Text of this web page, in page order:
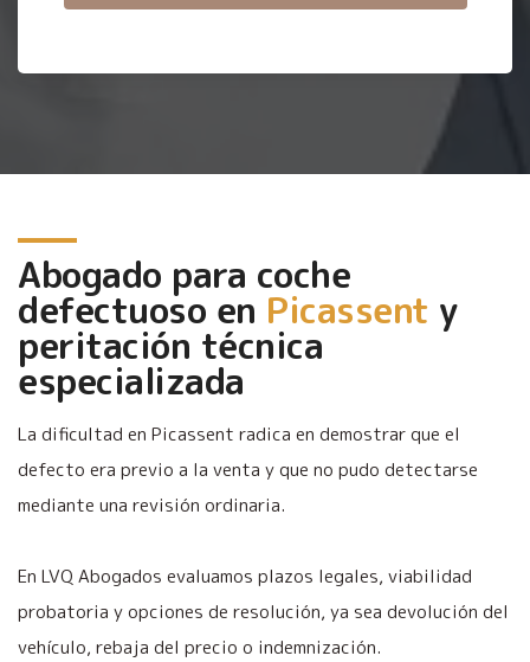
Abogado para coche
defectuoso en Picassent y
peritación técnica
especializada
La dificultad en Picassent radica en demostrar que el
defecto era previo a la venta y que no pudo detectarse
mediante una revisión ordinaria.
En LVQ Abogados evaluamos plazos legales, viabilidad
probatoria y opciones de resolución, ya sea devolución del
vehículo, rebaja del precio o indemnización.